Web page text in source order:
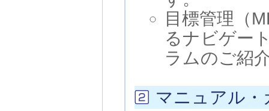
目標管理（
るナビゲー
ラムのご紹
マニュアル